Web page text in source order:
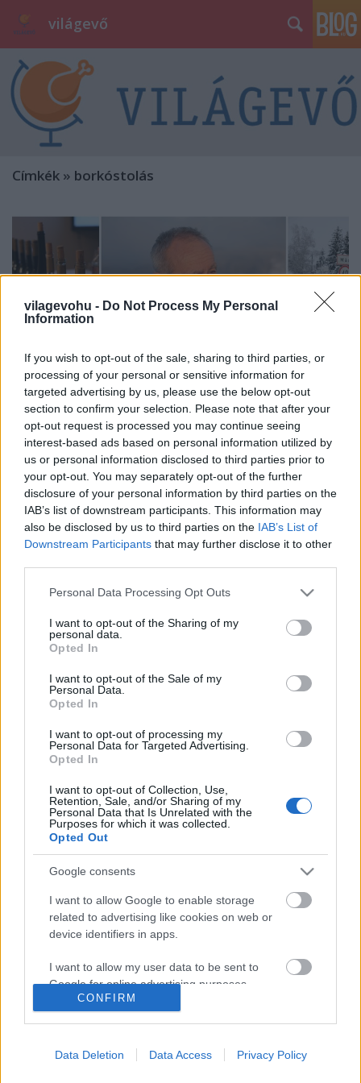
vilagevohu - Do Not Process My Personal
Information
If you wish to opt-out of the sale, sharing to third parties, or
processing of your personal or sensitive information for
targeted advertising by us, please use the below opt-out
section to confirm your selection. Please note that after your
opt-out request is processed you may continue seeing
interest-based ads based on personal information utilized by
us or personal information disclosed to third parties prior to
your opt-out. You may separately opt-out of the further
disclosure of your personal information by third parties on the
IAB’s list of downstream participants. This information may
also be disclosed by us to third parties on the IAB’s List of
Downstream Participants that may further disclose it to other
Please note that this website/app uses one or more Google
not limited to your visit or usage behaviour. You may click to
grant or deny consent to Google and its third-party tags to
use your data for below specified purposes in below Google
consent section.
Personal Data Processing Opt Outs
I want to opt-out of the Sharing of my
personal data.
Opted In
I want to opt-out of the Sale of my
Personal Data.
Opted In
I want to opt-out of processing my
Personal Data for Targeted Advertising.
Opted In
I want to opt-out of Collection, Use,
Retention, Sale, and/or Sharing of my
Personal Data that Is Unrelated with the
Purposes for which it was collected.
Opted Out
Google consents
I want to allow Google to enable storage
related to advertising like cookies on web or
device identifiers in apps.
I want to allow my user data to be sent to
Google for online advertising purposes.
CONFIRM
Data Deletion Data Access Privacy Policy
világevő
Címkék » borkóstolás
Amikor a nordic konyha nagyágyúja
egészen északi körülmények között
kóstol tokajit
világevő•2017. január 17.
számára cseng ismerősen itthon, pedig az új északi
konyha egyik legfontosabb figurája a svéd séf.
Akinek az éttermébe szinte lehetetlen bejutni, viszont
hamarosan Budapesten fog főzni!
Láttad már a világ élvonalbeli
kóstolgatni?
Nemrég Baszkföldön jártam pár napot [fantasztikus
hely, itt vannak az eddigi beszámolók róla], ami egy
meglehetősen spontán túra volt, pénteken találtam
ki, hogy kedden csatlakozom egy barátomhoz, aki
legjobb éttermeinek…
Itt a tavasz - van egy csomó jó
gasztroprogram
2012. április 12.
párat közülük. Igyekszem majd minél többre (ami